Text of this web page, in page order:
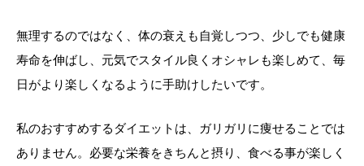
無理するのではなく、体の衰えも自覚しつつ、少しでも健康
寿命を伸ばし、元気でスタイル良くオシャレも楽しめて、毎
日がより楽しくなるように手助けしたいです。
私のおすすめするダイエットは、ガリガリに痩せることでは
ありません。必要な栄養をきちんと摂り、食べる事が楽しく